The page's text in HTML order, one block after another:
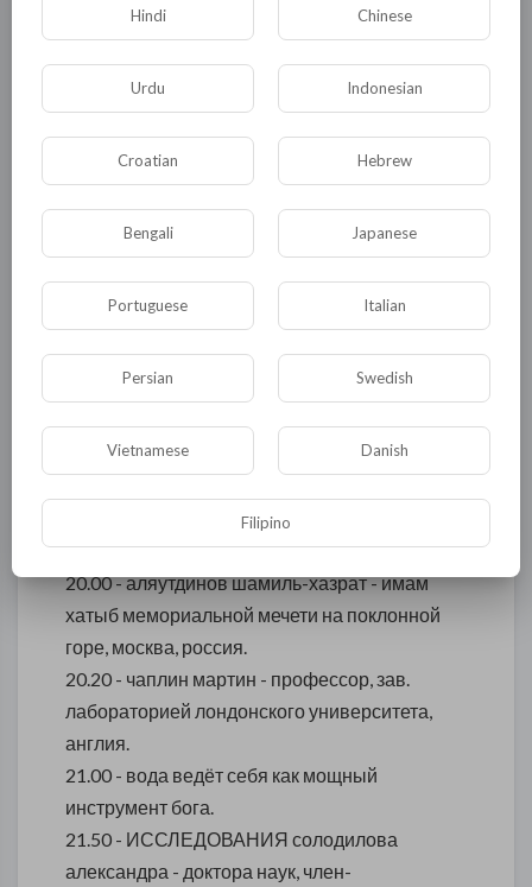
13.30 - эксперименты с ростками сои.
14.05 - гуйхуа вон - главный агроном
академии агрономической науки, китай.
применение структурированной воды в агро-
промышленности. учёные не могут объяснить
почему.
15.20 - грубер аллоис - учёный, австрия.
16.30 - очистка уже использованной воды
через "мощные" фильтры - это миф. 100%
очистки не происходит. память воды помнит
всё.
17.20 - духовное загрязнение или заражение
воды.
18.30 - вютрих курт - лауреат нобелевской
18.50 - кирилл - патриарх РПЦ, россия. о воде.
20.00 - аляутдинов шамиль-хазрат - имам
хатыб мемориальной мечети на поклонной
горе, москва, россия.
20.20 - чаплин мартин - профессор, зав.
лабораторией лондонского университета,
англия.
21.00 - вода ведёт себя как мощный
инструмент бога.
21.50 - ИССЛЕДОВАНИЯ солодилова
александра - доктора наук, член-
Hindi Chinese
Urdu Indonesian
Croatian Hebrew
Bengali Japanese
Portuguese Italian
Persian Swedish
Vietnamese Danish
Filipino